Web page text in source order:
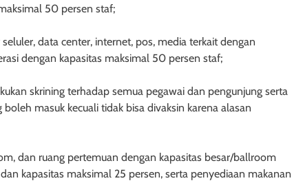
50 persen staf;
data center, internet, pos, media terkait dengan
dengan kapasitas maksimal 50 persen staf;
skrining terhadap semua pegawai dan pengunjung serta
masuk kecuali tidak bisa divaksin karena alasan
dan ruang pertemuan dengan kapasitas besar/ballroom
kapasitas maksimal 25 persen, serta penyediaan makanan